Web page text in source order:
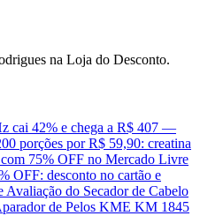
na Loja do Desconto.
cai 42% e chega a R$ 407 —
porções por R$ 59,90: creatina
75% OFF no Mercado Livre
OFF: desconto no cartão e
Avaliação do Secador de Cabelo
de Pelos KME KM 1845